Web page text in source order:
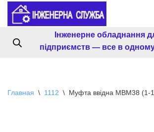
Перейти
содержимому
Інженерне обладнання
підприємств — все в одному
Главная \ 1112 \ Муфта ввідна MBМ38 (1-